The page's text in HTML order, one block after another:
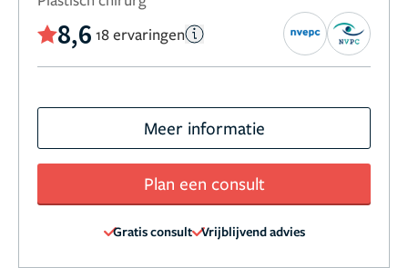
8,6 18 ervaringen
Meer informatie
Plan een consult
Gratis consult Vrijblijvend advies